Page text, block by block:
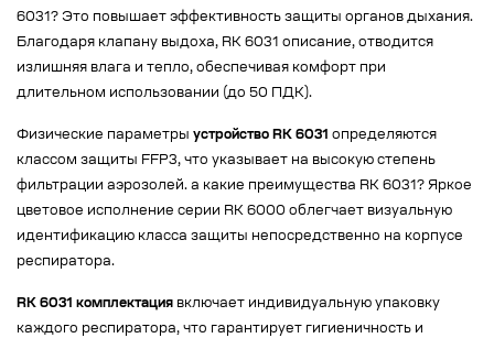
6031? Это повышает эффективность защиты органов дыхания.
Благодаря клапану выдоха, RK 6031 описание, отводится
излишняя влага и тепло, обеспечивая комфорт при
длительном использовании (до 50 ПДК).
Физические параметры устройство RK 6031 определяются
классом защиты FFP3, что указывает на высокую степень
фильтрации аэрозолей. а какие преимущества RK 6031? Яркое
цветовое исполнение серии RK 6000 облегчает визуальную
идентификацию класса защиты непосредственно на корпусе
респиратора.
RK 6031 комплектация включает индивидуальную упаковку
каждого респиратора, что гарантирует гигиеничность и